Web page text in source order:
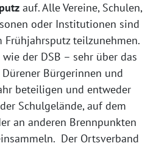
auf. Alle Vereine, Schulen,
oder Institutionen sind
Frühjahrsputz teilzunehmen.
der DSB – sehr über das
Bürgerinnen und
beteiligen und entweder
Schulgelände, auf dem
an anderen Brennpunkten
Der Ortsverband